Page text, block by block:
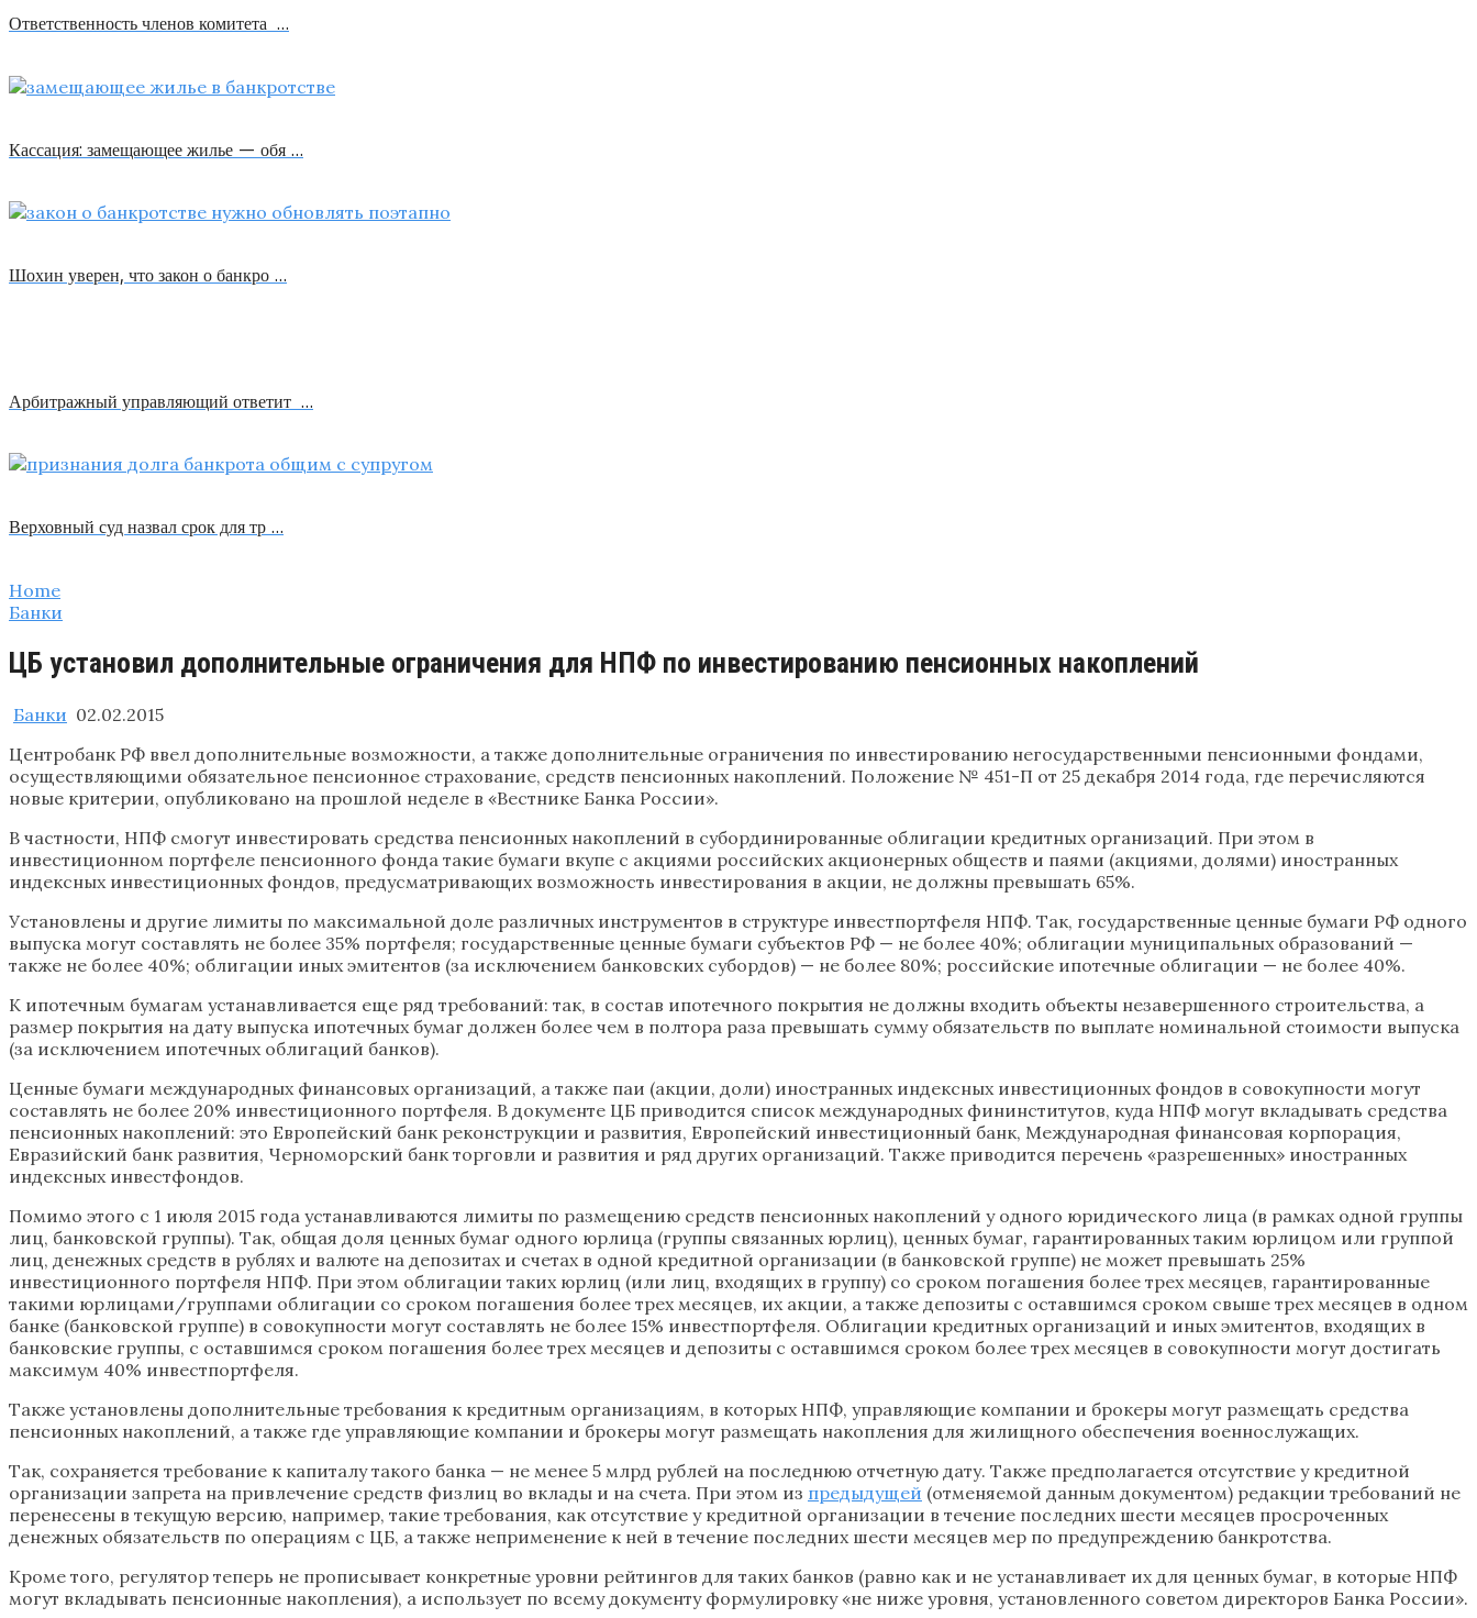
Ответственность членов комитета …
Кассация: замещающее жилье — обя …
Шохин уверен, что закон о банкро …
Арбитражный управляющий ответит …
Верховный суд назвал срок для тр …
Home
Банки
ЦБ установил дополнительные ограничения для НПФ по инвестированию пенсионных накоплений
Банки 02.02.2015
Центробанк РФ ввел дополнительные возможности, а также дополнительные ограничения по инвестированию негосударственными пенсионными фондами,
осуществляющими обязательное пенсионное страхование, средств пенсионных накоплений. Положение № 451-П от 25 декабря 2014 года, где перечисляются
новые критерии, опубликовано на прошлой неделе в «Вестнике Банка России».
В частности, НПФ смогут инвестировать средства пенсионных накоплений в субординированные облигации кредитных организаций. При этом в
инвестиционном портфеле пенсионного фонда такие бумаги вкупе с акциями российских акционерных обществ и паями (акциями, долями) иностранных
индексных инвестиционных фондов, предусматривающих возможность инвестирования в акции, не должны превышать 65%.
Установлены и другие лимиты по максимальной доле различных инструментов в структуре инвестпортфеля НПФ. Так, государственные ценные бумаги РФ одного
выпуска могут составлять не более 35% портфеля; государственные ценные бумаги субъектов РФ — не более 40%; облигации муниципальных образований —
также не более 40%; облигации иных эмитентов (за исключением банковских субордов) — не более 80%; российские ипотечные облигации — не более 40%.
К ипотечным бумагам устанавливается еще ряд требований: так, в состав ипотечного покрытия не должны входить объекты незавершенного строительства, а
размер покрытия на дату выпуска ипотечных бумаг должен более чем в полтора раза превышать сумму обязательств по выплате номинальной стоимости выпуска
(за исключением ипотечных облигаций банков).
Ценные бумаги международных финансовых организаций, а также паи (акции, доли) иностранных индексных инвестиционных фондов в совокупности могут
составлять не более 20% инвестиционного портфеля. В документе ЦБ приводится список международных фининститутов, куда НПФ могут вкладывать средства
пенсионных накоплений: это Европейский банк реконструкции и развития, Европейский инвестиционный банк, Международная финансовая корпорация,
Евразийский банк развития, Черноморский банк торговли и развития и ряд других организаций. Также приводится перечень «разрешенных» иностранных
индексных инвестфондов.
Помимо этого с 1 июля 2015 года устанавливаются лимиты по размещению средств пенсионных накоплений у одного юридического лица (в рамках одной группы
лиц, банковской группы). Так, общая доля ценных бумаг одного юрлица (группы связанных юрлиц), ценных бумаг, гарантированных таким юрлицом или группой
лиц, денежных средств в рублях и валюте на депозитах и счетах в одной кредитной организации (в банковской группе) не может превышать 25%
инвестиционного портфеля НПФ. При этом облигации таких юрлиц (или лиц, входящих в группу) со сроком погашения более трех месяцев, гарантированные
такими юрлицами/группами облигации со сроком погашения более трех месяцев, их акции, а также депозиты с оставшимся сроком свыше трех месяцев в одном
банке (банковской группе) в совокупности могут составлять не более 15% инвестпортфеля. Облигации кредитных организаций и иных эмитентов, входящих в
банковские группы, с оставшимся сроком погашения более трех месяцев и депозиты с оставшимся сроком более трех месяцев в совокупности могут достигать
максимум 40% инвестпортфеля.
Также установлены дополнительные требования к кредитным организациям, в которых НПФ, управляющие компании и брокеры могут размещать средства
пенсионных накоплений, а также где управляющие компании и брокеры могут размещать накопления для жилищного обеспечения военнослужащих.
Так, сохраняется требование к капиталу такого банка — не менее 5 млрд рублей на последнюю отчетную дату. Также предполагается отсутствие у кредитной
организации запрета на привлечение средств физлиц во вклады и на счета. При этом из предыдущей (отменяемой данным документом) редакции требований не
перенесены в текущую версию, например, такие требования, как отсутствие у кредитной организации в течение последних шести месяцев просроченных
денежных обязательств по операциям с ЦБ, а также неприменение к ней в течение последних шести месяцев мер по предупреждению банкротства.
Кроме того, регулятор теперь не прописывает конкретные уровни рейтингов для таких банков (равно как и не устанавливает их для ценных бумаг, в которые НПФ
могут вкладывать пенсионные накопления), а использует по всему документу формулировку «не ниже уровня, установленного советом директоров Банка России».